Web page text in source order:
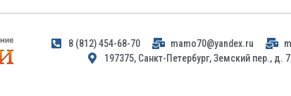
8 (812) 454-68-70 mamo70@yandex.ru
197375, Санкт-Петербург, Земский пер., д.